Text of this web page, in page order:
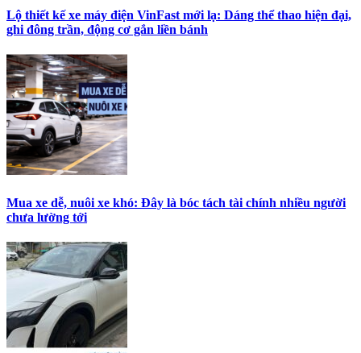
Lộ thiết kế xe máy điện VinFast mới lạ: Dáng thể thao hiện đại,
ghi đông trần, động cơ gắn liền bánh
Mua xe dễ, nuôi xe khó: Đây là bóc tách tài chính nhiều người
chưa lường tới